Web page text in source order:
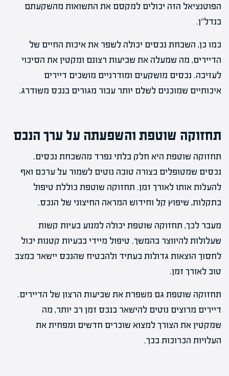
הפוטנציאל הזה יכולים למקסם את התשואות מהשקעתם
בנדל"ן.
כמו כן, השבחת נכסים יכולה לשפר את איכות החיים של
הדיירים, מה שמעלה את שביעות רצונם ומקטין את הסיכוי
לעזיבה. נכסים מושקעים ומודרניים מושכים דיירים
איכותיים שמוכנים לשלם יותר עבור מגורים בנכס משודרג.
תחזוקה שוטפת והשפעתה על ערך הנכס
תחזוקה שוטפת היא חלק בלתי נפרד מהשבחת נכסים.
נכסים שמטופלים בצורה טובה נוטים לשמור על ערכם ואף
להעלות אותו לאורך זמן. תחזוקה שוטפת כוללת טיפול
בתקלות, שיפוץ קל וחידוש המראה החיצוני של הנכס.
מעבר לכך, תחזוקה שוטפת יכולה למנוע בעיות קשות
שעלולות להיווצר בהמשך. טיפול מיידי בבעיות קטנות יכול
לחסוך הוצאות גדולות בעתיד ולהבטיח שהנכס יישאר במצב
טוב לאורך זמן.
תחזוקה שוטפת גם משפרת את שביעות הרצון של הדיירים.
דיירים מרוצים נוטים להישאר בנכס זמן רב יותר, מה
שמקטין את הצורך למצוא שוכרים חדשים ומפחית את
העלויות הכרוכות בכך.